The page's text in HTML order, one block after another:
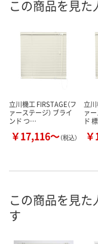
この商品を見
立川機工 FIRSTAGE（フ
ァーステージ） ブライ
ンド つ…
￥17,116～（税込）
立
ァ
ド
この商品を見
す